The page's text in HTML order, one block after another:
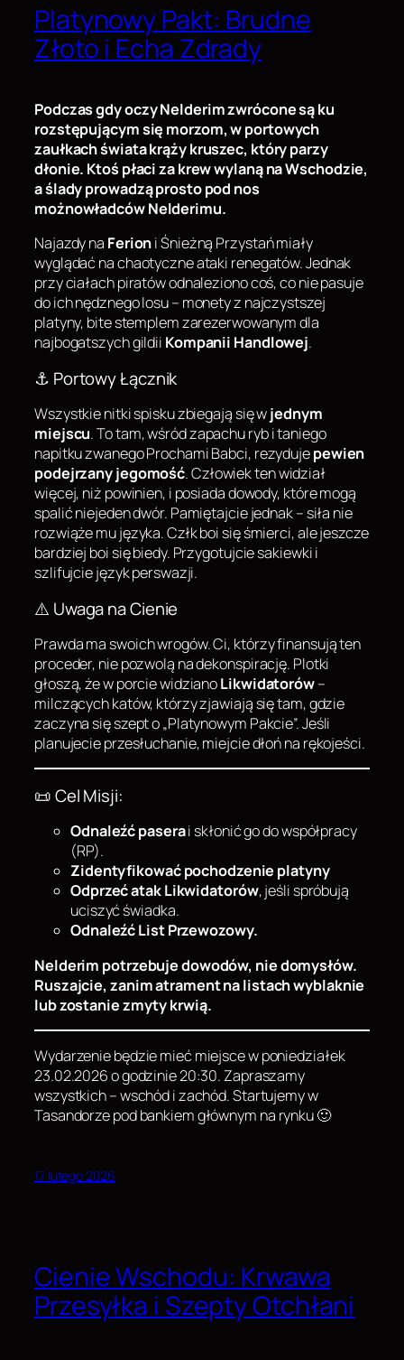
Platynowy Pakt: Brudne
Złoto i Echa Zdrady
Podczas gdy oczy Nelderim zwrócone są ku
rozstępującym się morzom, w portowych
zaułkach świata krąży kruszec, który parzy
dłonie. Ktoś płaci za krew wylaną na Wschodzie,
a ślady prowadzą prosto pod nos
możnowładców Nelderimu.
Najazdy na Ferioni Śnieżną Przystań miały
wyglądać na chaotyczne ataki renegatów. Jednak
przy ciałach piratów odnaleziono coś, co nie pasuje
do ich nędznego losu – monety z najczystszej
platyny, bite stemplem zarezerwowanym dla
najbogatszych gildii Kompanii Handlowej.
⚓ Portowy Łącznik
Wszystkie nitki spisku zbiegają się wjednym
miejscu. To tam, wśród zapachu ryb i taniego
napitku zwanego Prochami Babci, rezydujepewien
podejrzany jegomość. Człowiek ten widział
więcej, niż powinien, i posiada dowody, które mogą
spalić niejeden dwór. Pamiętajcie jednak – siła nie
rozwiąże mu języka. Człk boi się śmierci, ale jeszcze
bardziej boi się biedy. Przygotujcie sakiewki i
szlifujcie język perswazji.
⚠️ Uwaga na Cienie
Prawda ma swoich wrogów. Ci, którzy finansują ten
proceder, nie pozwolą na dekonspirację. Plotki
głoszą, że w porcie widzianoLikwidatorów–
milczących katów, którzy zjawiają się tam, gdzie
zaczyna się szept o „Platynowym Pakcie”. Jeśli
planujecie przesłuchanie, miejcie dłoń na rękojeści.
📜 Cel Misji:
Odnaleźć paserai skłonić go do współpracy
(RP).
Zidentyfikować pochodzenie platyny
Odprzeć atak Likwidatorów, jeśli spróbują
uciszyć świadka.
Odnaleźć List Przewozowy.
Nelderim potrzebuje dowodów, nie domysłów.
Ruszajcie, zanim atrament na listach wyblaknie
lub zostanie zmyty krwią.
Wydarzenie będzie mieć miejsce w poniedziałek
23.02.2026 o godzinie 20:30. Zapraszamy
wszystkich – wschód i zachód. Startujemy w
Tasandorze pod bankiem głównym na rynku 🙂
17 lutego 2026
Cienie Wschodu: Krwawa
Przesyłka i Szepty Otchłani